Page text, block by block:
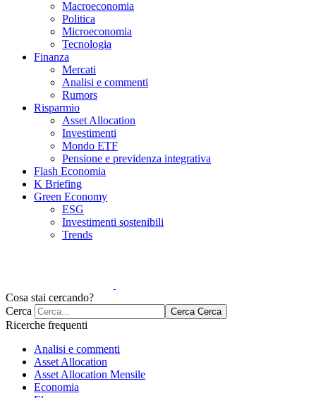
Macroeconomia
Politica
Microeconomia
Tecnologia
Finanza
Mercati
Analisi e commenti
Rumors
Risparmio
Asset Allocation
Investimenti
Mondo ETF
Pensione e previdenza integrativa
Flash Economia
K Briefing
Green Economy
ESG
Investimenti sostenibili
Trends
Cosa stai cercando?
Cerca
Cerca Cerca
Ricerche frequenti
Analisi e commenti
Asset Allocation
Asset Allocation Mensile
Economia